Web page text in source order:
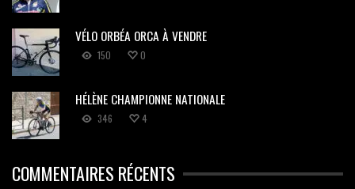
VÉLO ORBÉA ORCA À VENDRE
150 0
HÉLÈNE CHAMPIONNE NATIONALE
346 4
COMMENTAIRES RÉCENTS